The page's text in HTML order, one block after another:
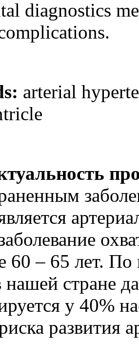
diagnostics
arterial
60 – 65 лет.
стране
у 40%
развития